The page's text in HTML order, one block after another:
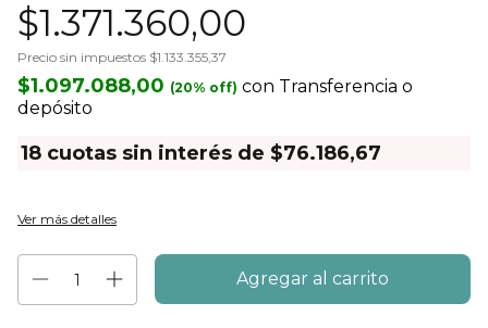
$1.371.360,00
Precio sin impuestos $1.133.355,37
$1.097.088,00 con Transferencia o
depósito
18 cuotas sin interés de $76.186,67
Ver más detalles